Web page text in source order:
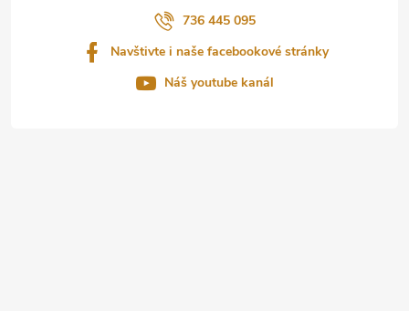
736 445 095
Navštivte i naše facebookové stránky
Náš youtube kanál